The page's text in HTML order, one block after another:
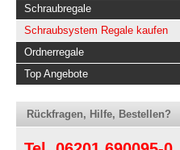
Schraubregale
Schraubsystem Regale kaufen
Ordnerregale
Top Angebote
Rückfragen, Hilfe, Bestellen?